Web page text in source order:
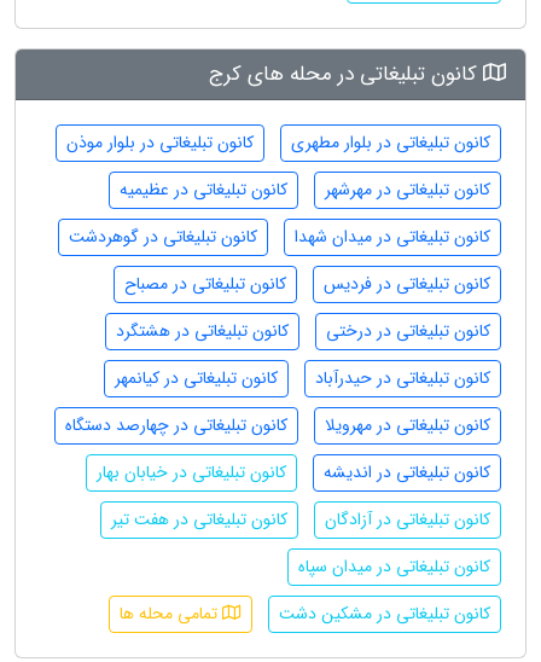
کانون تبلیغاتی در محله های کرج
کانون تبلیغاتی در بلوار مطهری
کانون تبلیغاتی در بلوار موذن
کانون تبلیغاتی در مهرشهر
کانون تبلیغاتی در عظیمیه
کانون تبلیغاتی در میدان شهدا
کانون تبلیغاتی در گوهردشت
کانون تبلیغاتی در فردیس
کانون تبلیغاتی در مصباح
کانون تبلیغاتی در درختی
کانون تبلیغاتی در هشتگرد
کانون تبلیغاتی در حیدرآباد
کانون تبلیغاتی در کیانمهر
کانون تبلیغاتی در مهرویلا
کانون تبلیغاتی در چهارصد دستگاه
کانون تبلیغاتی در اندیشه
کانون تبلیغاتی در خیابان بهار
کانون تبلیغاتی در آزادگان
کانون تبلیغاتی در هفت تیر
کانون تبلیغاتی در میدان سپاه
کانون تبلیغاتی در مشکین دشت
تمامی محله ها